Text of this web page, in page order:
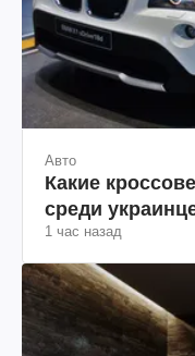
Авто
Какие
среди
1 час назад